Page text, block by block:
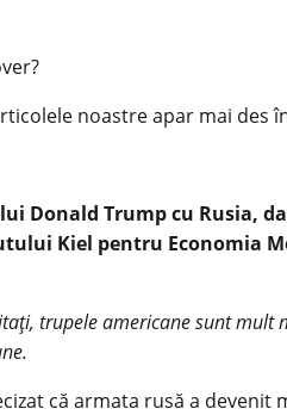
noastre apar mai des
Donald Trump cu Rusia,
Kiel pentru Economia
trupele americane sunt
că armata rusă a